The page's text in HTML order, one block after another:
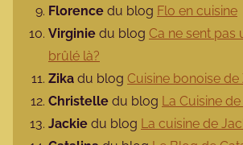
Florence du blog Flo en cuisine
Virginie du blog Ca ne sent pas
brûlé là?
Zika du blog Cuisine bonoise de
Christelle du blog La Cuisine
Jackie du blog La cuisine de